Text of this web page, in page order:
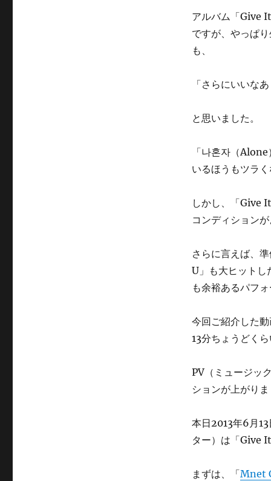
アルバム「Give
ですが、やっぱ
も、
「さらにいいな
と思いました。
「나혼자（
いるほうもツラ
しかし、「Give
コンディション
さらに言えば、
U」も大ヒットし
も余裕あるパフ
今回ご紹介した
13分ちょうどく
PV（ミュージッ
ションが上がり
本日2013年6月
ター）は「Give
まずは、「Mnet